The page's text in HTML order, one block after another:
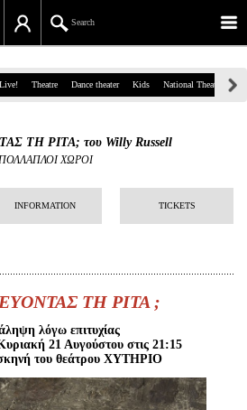
Search
Str, Athens
up/Sign in
your order
Data
Live! Theatre Dance theater Kids National Theatre
ΤΗ ΡΙΤΑ; του Willy Russell
ΧΩΡΟΙ
INFORMATION TICKETS
ΤΗ ΡΙΤΑ ;
λόγω επιτυχίας
21 Αυγούστου στις 21:15
του θεάτρου ΧΥΤΗΡΙΟ